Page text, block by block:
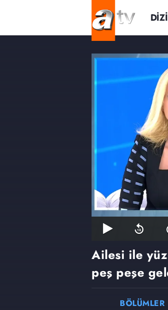
Ailesi ile
peş peşe
BÖLÜMLER